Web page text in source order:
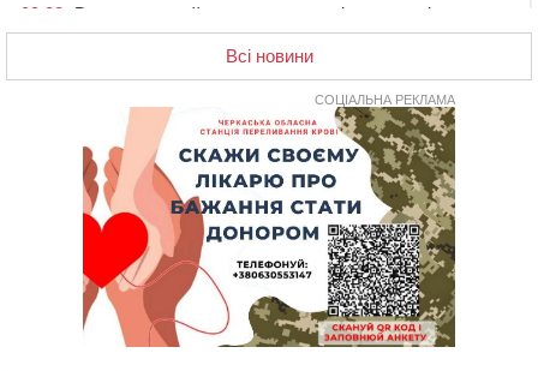
09:08
Встановити гойдалки, карусель і закупити іграшки: у
Черкасах просять покращити умови в дитсадку
08:22 “На щиті” у Чорнобаївську громаду повертається
полеглий біля Кліщіївки воїн
Понад 968 мільйонів гривень земельного податку
сплатили на Черкащині
06 СЕРПНЯ 2026, ЧЕТВЕР
Вісім медалей, з яких чотири золоті: черкаські
спортсмени тріумфували на чемпіонаті України
На Черкащині спека протримається ще день
Педагогів Черкас запрошують на зустріч із
переможцем Global Teacher Prize Ukraine 2023
Всі новини
СОЦІАЛЬНА РЕКЛАМА